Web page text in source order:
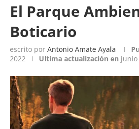
El Parque
Boticario
escrito por Antonio Amate Ayala
2022
Ultima actualización en junio